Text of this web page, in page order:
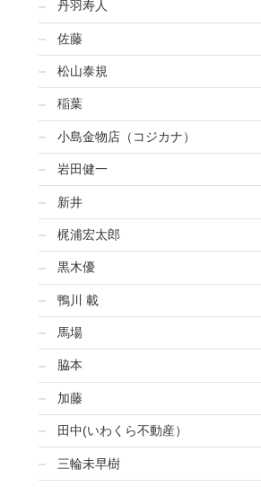
丹羽寿人
佐藤
松山泰規
稲葉
小島金物店（コジカナ）
岩田健一
新井
梶浦宏太郎
黒木優
鴨川 載
馬場
脇本
加藤
田中(いわくら不動産）
三輪未早樹